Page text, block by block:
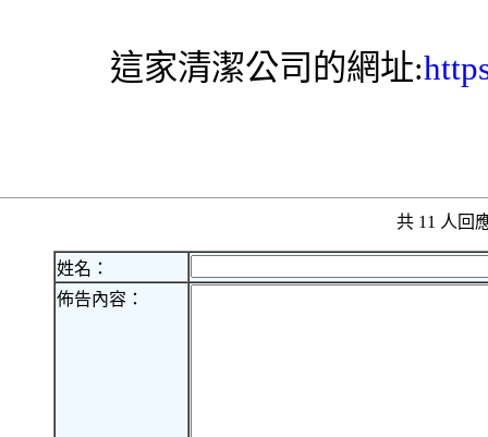
這家清潔公司的網址:
共 11 人
姓名：
佈告內容：